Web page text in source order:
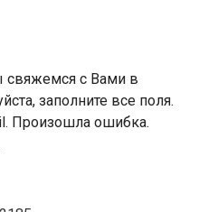
свяжемся с Вами в
заполните все поля.
Произошла ошибка.